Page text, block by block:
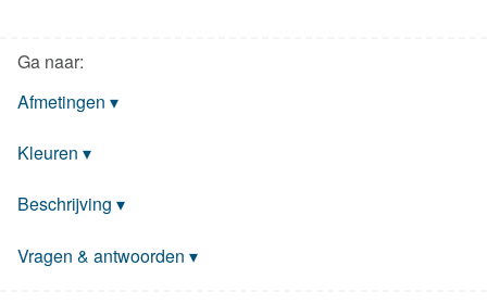
Ga naar:
Afmetingen ▾
Kleuren ▾
Beschrijving ▾
Vragen & antwoorden ▾